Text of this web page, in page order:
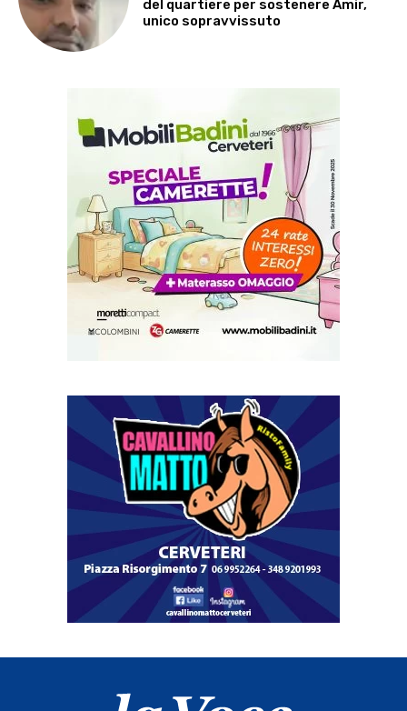
del quartiere per sostenere Amir,
unico sopravvissuto